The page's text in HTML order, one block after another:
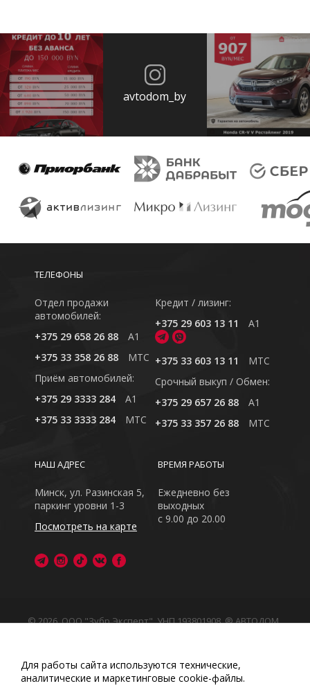
avtodom_by
ТЕЛЕФОНЫ
Отдел продажи
автомобилей:
+375 29 658 26 88
A1
+375 33 358 26 88
MTC
Приём автомобилей:
+375 29 3333 284
A1
+375 33 3333 284
MTC
Кредит / лизинг:
+375 29 603 13 11
A1
+375 33 603 13 11
MTC
Cрочный выкуп / Обмен:
+375 29 657 26 88
A1
+375 33 357 26 88
MTC
ВРЕМЯ РАБОТЫ
Ежедневно без
выходных
с 9.00 до 20.00
НАШ АДРЕС
Минск, ул. Разинская 5,
паркинг уровни 1-3
Посмотреть на карте
© 2026, ООО "Зубр Эксперт", УНП 193801908. ® АВТОДОМ
Обращаем Ваше внимание на то, что данный интернет-
сайт носит исключительно информационный характер
Любое использование либо копирование материалов
Для работы сайта используются технические,
аналитические и маркетинговые сооkіе-файлы.